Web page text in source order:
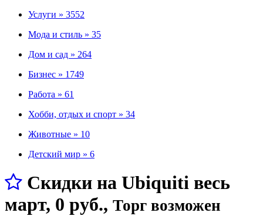
Услуги » 3552
Мода и стиль » 35
Дом и сад » 264
Бизнес » 1749
Работа » 61
Хобби, отдых и спорт » 34
Животные » 10
Детский мир » 6
Скидки на Ubiquiti весь
март, 0 руб., Торг возможен